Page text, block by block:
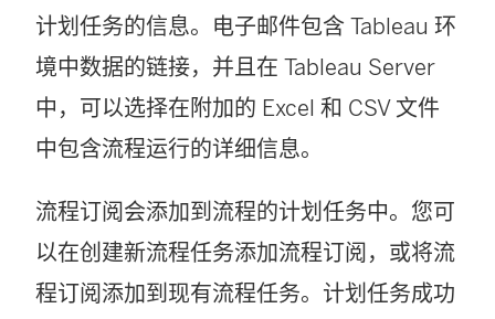
计划任务的信息。电子邮件包含 Tableau 环
境中数据的链接，并且在 Tableau Server
中，可以选择在附加的 Excel 和 CSV 文件
中包含流程运行的详细信息。
流程订阅会添加到流程的计划任务中。您可
以在创建新流程任务添加流程订阅，或将流
程订阅添加到现有流程任务。计划任务成功